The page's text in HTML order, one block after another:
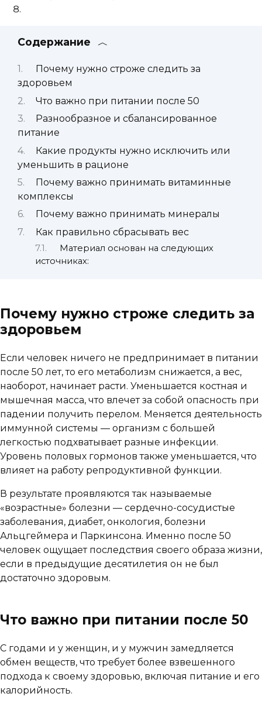
Содержание
Почему нужно строже следить за
здоровьем
Что важно при питании после 50
Разнообразное и сбалансированное
питание
Какие продукты нужно исключить или
уменьшить в рационе
Почему важно принимать витаминные
комплексы
Почему важно принимать минералы
Как правильно сбрасывать вес
Материал основан на следующих
источниках:
Почему нужно строже следить за
здоровьем
Если человек ничего не предпринимает в питании
после 50 лет, то его метаболизм снижается, а вес,
наоборот, начинает расти. Уменьшается костная и
мышечная масса, что влечет за собой опасность при
падении получить перелом. Меняется деятельность
иммунной системы — организм с большей
легкостью подхватывает разные инфекции.
Уровень половых гормонов также уменьшается, что
влияет на работу репродуктивной функции.
В результате проявляются так называемые
«возрастные» болезни — сердечно-сосудистые
заболевания, диабет, онкология, болезни
Альцгеймера и Паркинсона. Именно после 50
человек ощущает последствия своего образа жизни,
если в предыдущие десятилетия он не был
достаточно здоровым.
Что важно при питании после 50
С годами и у женщин, и у мужчин замедляется
обмен веществ, что требует более взвешенного
подхода к своему здоровью, включая питание и его
калорийность.